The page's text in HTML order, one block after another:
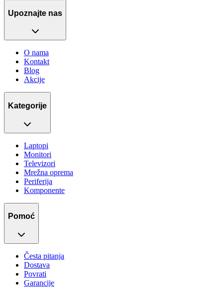
Upoznajte nas
O nama
Kontakt
Blog
Akcije
Kategorije
Laptopi
Monitori
Televizori
Mrežna oprema
Periferija
Komponente
Pomoć
Česta pitanja
Dostava
Povrati
Garancije